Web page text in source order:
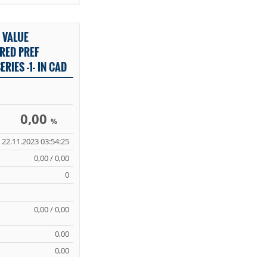
PREF
-1- IN CAD
0,00%
22.11.2023 03:54:25
0,00 / 0,00
0
0,00 / 0,00
0,00
0,00